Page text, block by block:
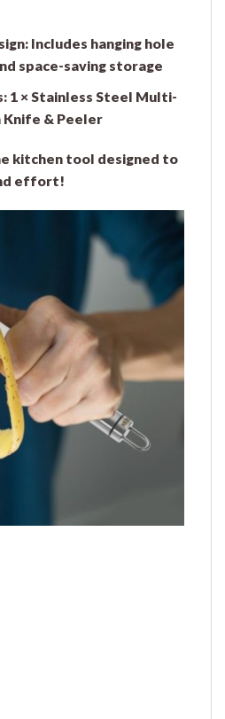
Includes hanging hole
space-saving storage
1 × Stainless Steel Multi-
Knife & Peeler
kitchen tool designed to
effort!